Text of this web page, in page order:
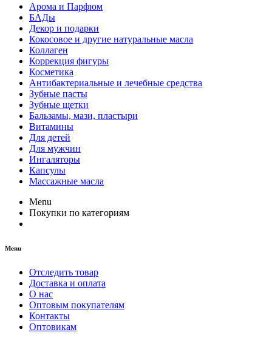
Арома и Парфюм
БАДы
Декор и подарки
Кокосовое и другие натуральные масла
Коллаген
Коррекция фигуры
Косметика
Антибактериальные и лечебные средства
Зубные пасты
Зубные щетки
Бальзамы, мази, пластыри
Витамины
Для детей
Для мужчин
Ингаляторы
Капсулы
Массажные масла
Menu
Покупки по категориям
Menu
Отследить товар
Доставка и оплата
О нас
Оптовым покупателям
Контакты
Оптовикам